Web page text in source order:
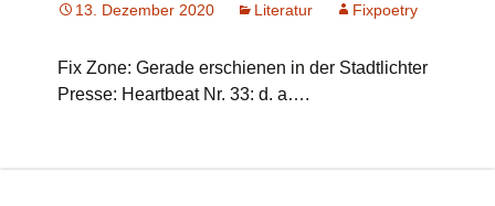
13. Dezember 2020 Literatur Fixpoetry
Fix Zone: Gerade erschienen in der Stadtlichter
Presse: Heartbeat Nr. 33: d. a….